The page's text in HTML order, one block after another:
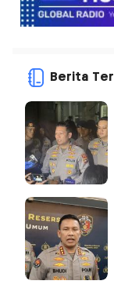
Berita